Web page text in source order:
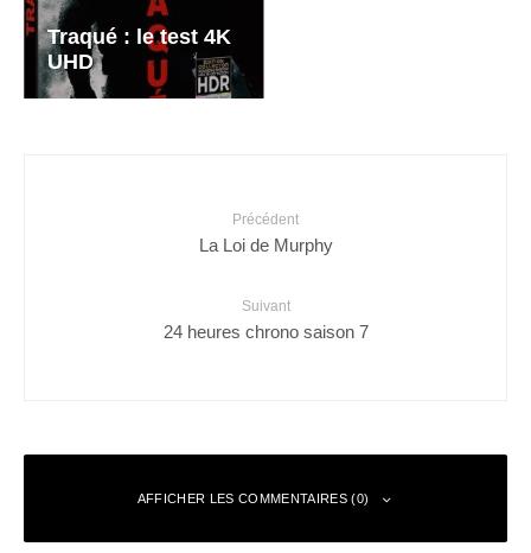
Traqué : le test 4K
UHD
Précédent
La Loi de Murphy
Suivant
24 heures chrono saison 7
AFFICHER LES COMMENTAIRES (0)